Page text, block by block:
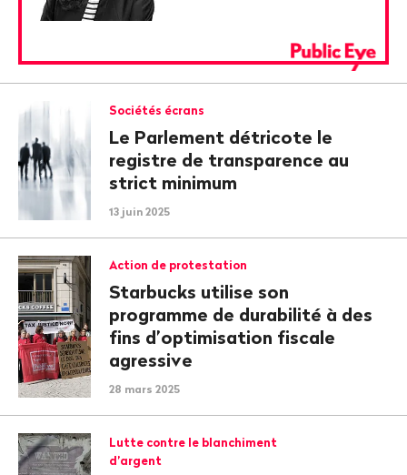
Sociétés écrans
Le Parlement détricote le
registre de transparence au
strict minimum
13 juin 2025
Action de protestation
Starbucks utilise son
programme de durabilité à des
fins d’optimisation fiscale
agressive
28 mars 2025
Lutte contre le blanchiment
d’argent